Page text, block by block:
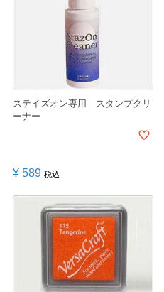
ステイズオン専用 スタンプクリ
ーナー
¥ 589 税込